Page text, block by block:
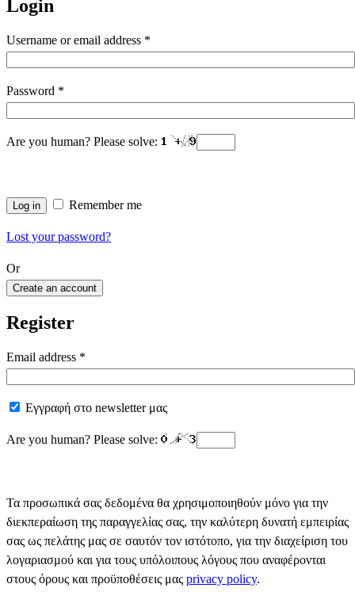
Login
Username or email address *
Password *
Are you human? Please solve:
Log in Remember me
Lost your password?
Or
Create an account
Register
Email address *
Εγγραφή στο newsletter μας
Are you human? Please solve:
Τα προσωπικά σας δεδομένα θα χρησιμοποιηθούν μόνο για την
διεκπεραίωση της παραγγελίας σας, την καλύτερη δυνατή εμπειρίας
σας ως πελάτης μας σε σαυτόν τον ιστότοπο, για την διαχείριση του
λογαριασμού και για τους υπόλοιπους λόγους που αναφέρονται
στους όρους και προϋποθέσεις μας privacy policy.